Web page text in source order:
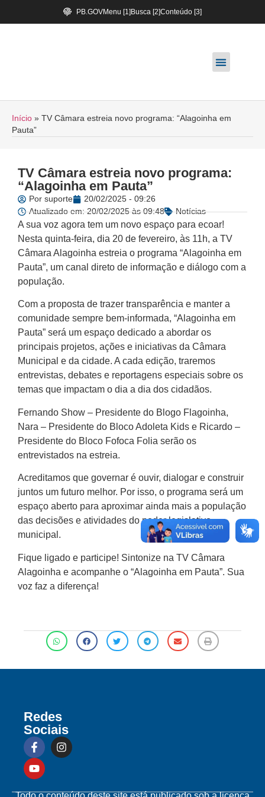
PB.GOVMenu [1] Busca [2]Conteúdo [3]
Início » TV Câmara estreia novo programa: “Alagoinha em
Pauta”
TV Câmara estreia novo programa:
“Alagoinha em Pauta”
Por suporte
20/02/2025 - 09:26
Atualizado em: 20/02/2025 às 09:48
Notícias
A sua voz agora tem um novo espaço para ecoar!
Nesta quinta-feira, dia 20 de fevereiro, às 11h, a TV
Câmara Alagoinha estreia o programa “Alagoinha em
Pauta”, um canal direto de informação e diálogo com a
população.
Com a proposta de trazer transparência e manter a
comunidade sempre bem-informada, “Alagoinha em
Pauta” será um espaço dedicado a abordar os
principais projetos, ações e iniciativas da Câmara
Municipal e da cidade. A cada edição, traremos
entrevistas, debates e reportagens especiais sobre os
temas que impactam o dia a dia dos cidadãos.
Fernando Show – Presidente do Blogo Flagoinha,
Nara – Presidente do Bloco Adoleta Kids e Ricardo –
Presidente do Bloco Fofoca Folia serão os
entrevistados na estreia.
Acreditamos que governar é ouvir, dialogar e construir
juntos um futuro melhor. Por isso, o programa será um
espaço aberto para aproximar ainda mais a população
das decisões e atividades do poder legislativo
municipal.
Fique ligado e participe! Sintonize na TV Câmara
Alagoinha e acompanhe o “Alagoinha em Pauta”. Sua
voz faz a diferença!
Redes
Sociais